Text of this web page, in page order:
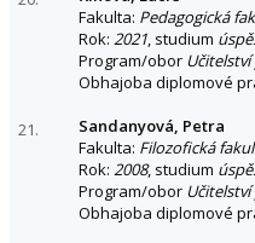
Fakulta: Pedagogická
Rok: 2021, studium
Program/obor
Obhajoba diplomové
21.
Sandanyová, Petra
Fakulta: Filozofická
Rok: 2008, studium
Program/obor
Obhajoba diplomové